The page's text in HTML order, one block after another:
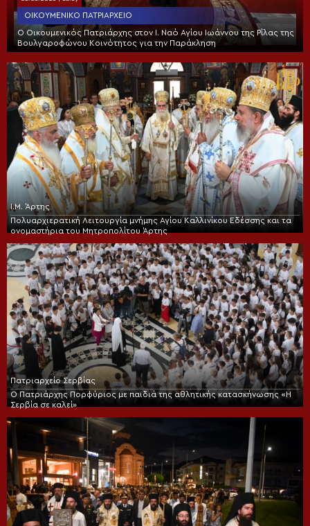
ΟΙΚΟΥΜΕΝΙΚΌ ΠΑΤΡΙΑΡΧΕΊΟ
Ο Οικουμενικός Πατριάρχης στον I. Ναό Αγίου Ιωάννου της Ρίλας της
Βουλγαροφώνου Κοινότητος για την Παράκληση
Ι.Μ. Άρτης
Πολυαρχιερατική Λειτουργία μνήμης Αγίου Καλλινίκου Εδέσσης και τα
ονομαστήρια του Μητροπολίτου Άρτης
Πατριαρχείο Σερβίας
Ο Πατριάρχης Πορφύριος με παιδιά της αθλητικής κατασκήνωσης «Η
Σερβία σε καλεί»